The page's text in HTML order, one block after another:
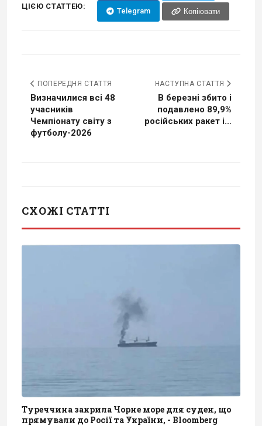
ЦІЄЮ СТАТТЕЮ:
Telegram Копіювати
ПОПЕРЕДНЯ СТАТТЯ
Визначилися всі 48
учасників
Чемпіонату світу з
футболу-2026
НАСТУПНА СТАТТЯ
В березні збито і
подавлено 89,9%
російських ракет і...
СХОЖІ СТАТТІ
Туреччина закрила Чорне море для суден, що
прямували до Росії та України, - Bloomberg